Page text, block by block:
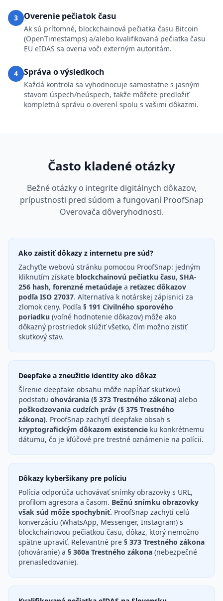
3 Overenie pečiatok času
Ak sú prítomné, blockchainová pečiatka času Bitcoin
(OpenTimestamps) a/alebo kvalifikovaná pečiatka času
EU eIDAS sa overia voči externým autoritám.
4 Správa o výsledkoch
Každá kontrola sa vyhodnocuje samostatne s jasným
stavom úspech/neúspech, takže môžete predložiť
kompletnú správu o overení spolu s vašimi dôkazmi.
Často kladené otázky
Bežné otázky o integrite digitálnych dôkazov,
prípustnosti pred súdom a fungovaní ProofSnap
Overovača dôveryhodnosti.
Ako zaistiť dôkazy z internetu pre súd?
Zachyťte webovú stránku pomocou ProofSnap: jedným
kliknutím získate blockchainovú pečiatku času, SHA-
256 hash, forenzné metaúdaje a reťazec dôkazov
podľa ISO 27037. Alternatíva k notárskej zápisnici za
zlomok ceny. Podľa § 191 Civilného sporového
poriadku (voľné hodnotenie dôkazov) môže ako
dôkazný prostriedok slúžiť všetko, čím možno zistiť
skutkový stav.
Deepfake a zneužitie identity ako dôkaz
Šírenie deepfake obsahu môže napĺňať skutkovú
podstatu ohovárania (§ 373 Trestného zákona) alebo
poškodzovania cudzích práv (§ 375 Trestného
zákona). ProofSnap zachytí deepfake obsah s
kryptografickým dôkazom existencie ku konkrétnemu
dátumu, čo je kľúčové pre trestné oznámenie na polícii.
Dôkazy kyberšikany pre políciu
Polícia odporúča uchovávať snímky obrazovky s URL,
profilom agresora a časom. Bežnú snímku obrazovky
však súd môže spochybniť. ProofSnap zachytí celú
konverzáciu (WhatsApp, Messenger, Instagram) s
blockchainovou pečiatkou času, dôkaz, ktorý nemožno
spätne upraviť. Relevantné pre § 373 Trestného zákona
(ohováranie) a § 360a Trestného zákona (nebezpečné
prenasledovanie).